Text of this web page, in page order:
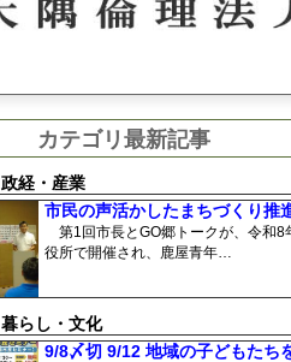
カテゴリ最新記事
政経・産業
市民の声活かしたまちづくり推
第1回市長とGO郷トークが、令和8
役所で開催され、鹿屋青年…
暮らし・文化
9/8〆切 9/12 地域の子どもたち